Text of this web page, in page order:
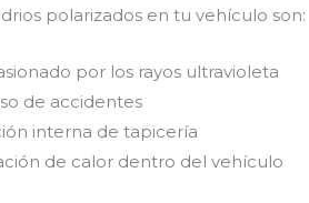
polarizados en tu vehículo son:
por los rayos ultravioleta
de accidentes
interna de tapicería
de calor dentro del vehículo